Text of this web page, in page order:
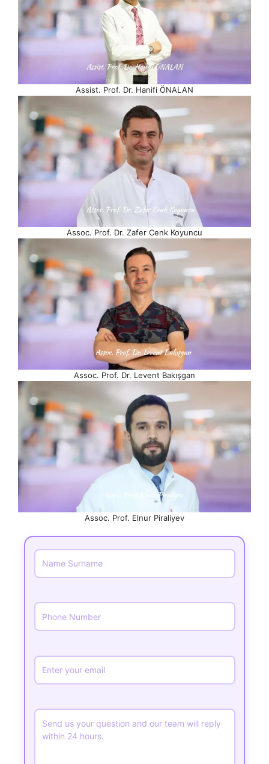
Assist. Prof. Dr. Hanifi ÖNALAN
Assoc. Prof. Dr. Zafer Cenk Koyuncu
Assoc. Prof. Dr. Levent Bakışgan
Assoc. Prof. Elnur Piraliyev